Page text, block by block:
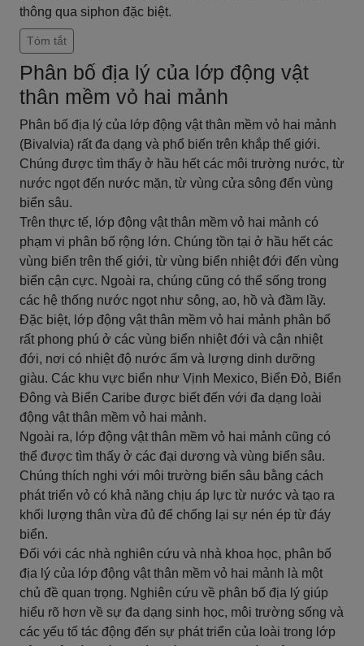
thông qua siphon đặc biệt.
Tóm tắt
Phân bố địa lý của lớp động vật
thân mềm vỏ hai mảnh
Phân bố địa lý của lớp động vật thân mềm vỏ hai mảnh
(Bivalvia) rất đa dạng và phổ biến trên khắp thế giới.
Chúng được tìm thấy ở hầu hết các môi trường nước, từ
nước ngọt đến nước mặn, từ vùng cửa sông đến vùng
biển sâu.
Trên thực tế, lớp động vật thân mềm vỏ hai mảnh có
phạm vi phân bố rộng lớn. Chúng tồn tại ở hầu hết các
vùng biển trên thế giới, từ vùng biển nhiệt đới đến vùng
biển cận cực. Ngoài ra, chúng cũng có thể sống trong
các hệ thống nước ngọt như sông, ao, hồ và đầm lầy.
Đặc biệt, lớp động vật thân mềm vỏ hai mảnh phân bố
rất phong phú ở các vùng biển nhiệt đới và cận nhiệt
đới, nơi có nhiệt độ nước ấm và lượng dinh dưỡng
giàu. Các khu vực biển như Vịnh Mexico, Biển Đỏ, Biển
Đông và Biển Caribe được biết đến với đa dạng loài
động vật thân mềm vỏ hai mảnh.
Ngoài ra, lớp động vật thân mềm vỏ hai mảnh cũng có
thể được tìm thấy ở các đại dương và vùng biển sâu.
Chúng thích nghi với môi trường biển sâu bằng cách
phát triển vỏ có khả năng chịu áp lực từ nước và tạo ra
khối lượng thân vừa đủ để chống lại sự nén ép từ đáy
biển.
Đối với các nhà nghiên cứu và nhà khoa học, phân bố
địa lý của lớp động vật thân mềm vỏ hai mảnh là một
chủ đề quan trọng. Nghiên cứu về phân bố địa lý giúp
hiểu rõ hơn về sự đa dạng sinh học, môi trường sống và
các yếu tố tác động đến sự phát triển của loài trong lớp